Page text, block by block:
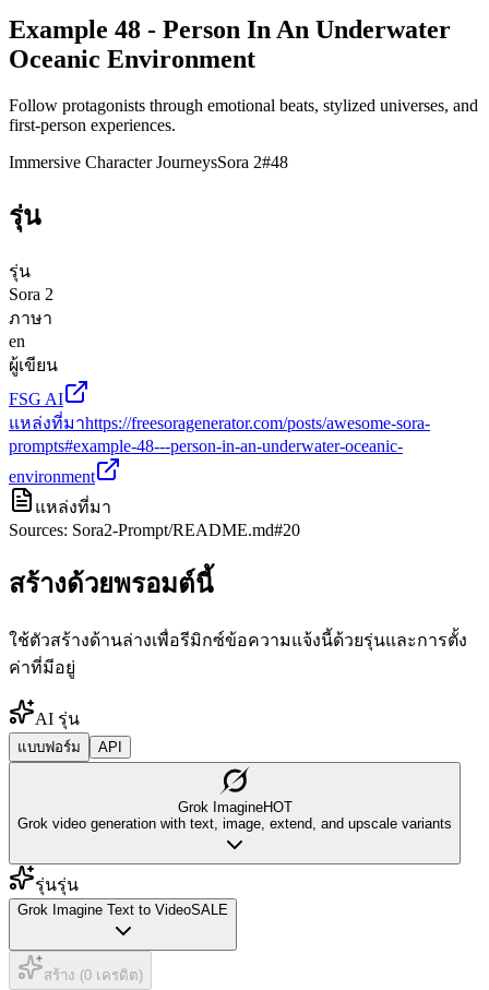
Example 48 - Person In An Underwater
Oceanic Environment
Follow protagonists through emotional beats, stylized universes, and
first-person experiences.
Immersive Character JourneysSora 2#48
รุ่น
รุ่น
Sora 2
ภาษา
en
ผู้เขียน
FSG AI
แหล่งที่มาhttps://freesoragenerator.com/posts/awesome-sora-
prompts#example-48---person-in-an-underwater-oceanic-
environment
แหล่งที่มา
Sources: Sora2-Prompt/README.md#20
สร้างด้วยพรอมต์นี้
ใช้ตัวสร้างด้านล่างเพื่อรีมิกซ์ข้อความแจ้งนี้ด้วยรุ่นและการตั้ง
ค่าที่มีอยู่
AI รุ่น
แบบฟอร์ม API
Grok ImagineHOT
Grok video generation with text, image, extend, and upscale variants
รุ่นรุ่น
Grok Imagine Text to VideoSALE
สร้าง (0 เครดิต)